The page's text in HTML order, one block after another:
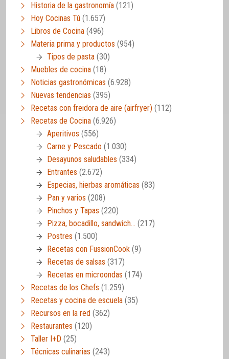
Historia de la gastronomía (121)
Hoy Cocinas Tú (1.657)
Libros de Cocina (496)
Materia prima y productos (954)
Tipos de pasta (30)
Muebles de cocina (18)
Noticias gastronómicas (6.928)
Nuevas tendencias (395)
Recetas con freidora de aire (airfryer) (112)
Recetas de Cocina (6.926)
Aperitivos (556)
Carne y Pescado (1.030)
Desayunos saludables (334)
Entrantes (2.672)
Especias, hierbas aromáticas (83)
Pan y varios (208)
Pinchos y Tapas (220)
Pizza, bocadillo, sandwich… (217)
Postres (1.500)
Recetas con FussionCook (9)
Recetas de salsas (317)
Recetas en microondas (174)
Recetas de los Chefs (1.259)
Recetas y cocina de escuela (35)
Recursos en la red (362)
Restaurantes (120)
Taller I+D (25)
Técnicas culinarias (243)